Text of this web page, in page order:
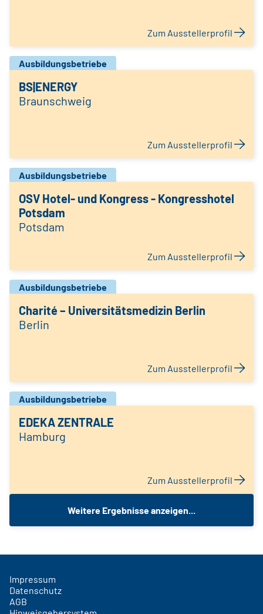
Zum Ausstellerprofil
Ausbildungsbetriebe
BS|ENERGY
Braunschweig
Zum Ausstellerprofil
Ausbildungsbetriebe
OSV Hotel- und Kongress - Kongresshotel
Potsdam
Potsdam
Zum Ausstellerprofil
Ausbildungsbetriebe
Charité – Universitätsmedizin Berlin
Berlin
Zum Ausstellerprofil
Ausbildungsbetriebe
EDEKA ZENTRALE
Hamburg
Zum Ausstellerprofil
Weitere Ergebnisse anzeigen...
Impressum
Datenschutz
AGB